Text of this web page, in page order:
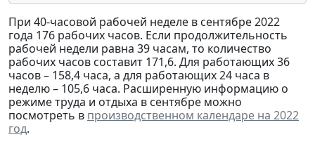
При 40-часовой рабочей неделе в сентябре 2022
года 176 рабочих часов. Если продолжительность
рабочей недели равна 39 часам, то количество
рабочих часов составит 171,6. Для работающих 36
часов – 158,4 часа, а для работающих 24 часа в
неделю – 105,6 часа. Расширенную информацию о
режиме труда и отдыха в сентябре можно
посмотреть в производственном календаре на 2022
год.